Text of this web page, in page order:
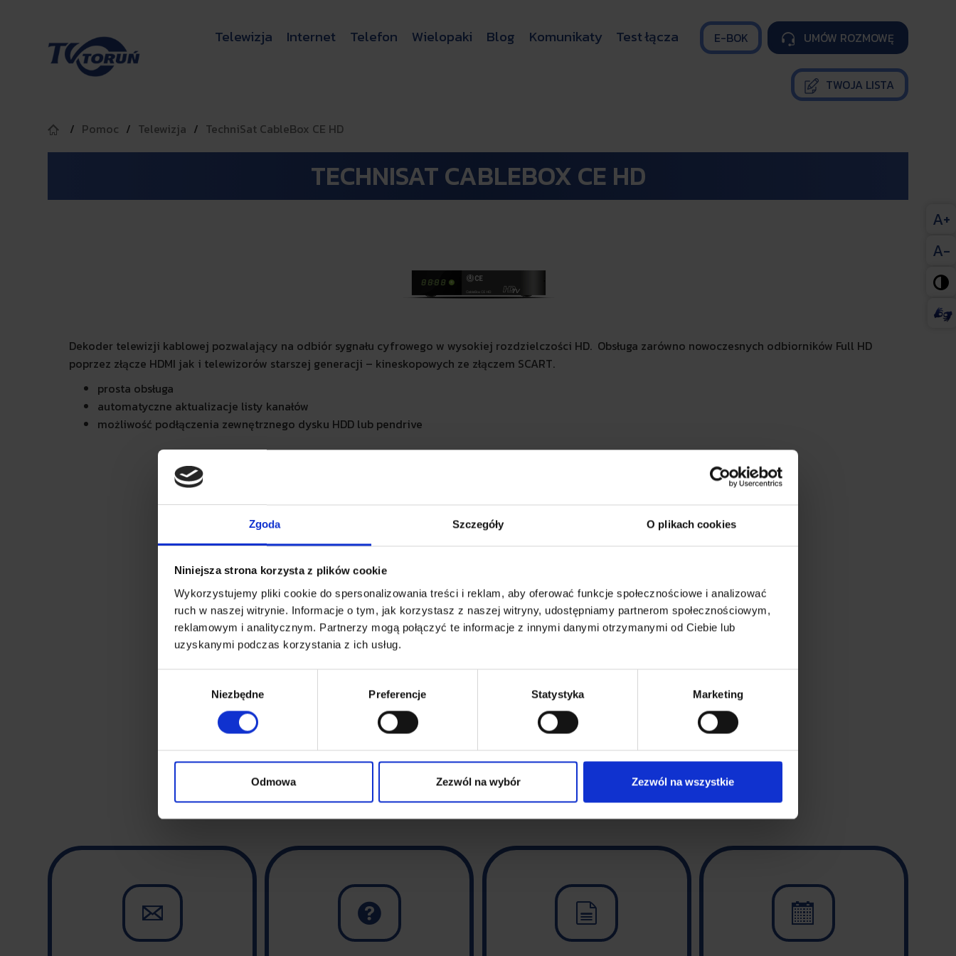
Zgoda Szczegóły O plikach cookies
Niniejsza strona korzysta z plików cookie
Wykorzystujemy pliki cookie do spersonalizowania treści i reklam, aby oferować funkcje społecznościowe i analizować
ruch w naszej witrynie. Informacje o tym, jak korzystasz z naszej witryny, udostępniamy partnerom społecznościowym,
reklamowym i analitycznym. Partnerzy mogą połączyć te informacje z innymi danymi otrzymanymi od Ciebie lub
uzyskanymi podczas korzystania z ich usług.
Niezbędne Preferencje Statystyka Marketing
Odmowa Zezwól na wybór Zezwól na wszystkie
Telewizja Internet Telefon Wielopaki Blog Komunikaty Test łącza E-BOK
A+
A-

 UMÓW ROZMOWĘ
TWOJA LISTA
Pomoc Telewizja TechniSat CableBox CE HD
TECHNISAT CABLEBOX CE HD
Dekoder telewizji kablowej pozwalający na odbiór sygnału cyfrowego w wysokiej rozdzielczości HD. Obsługa zarówno nowoczesnych odbiorników Full HD
poprzez złącze HDMI jak i telewizorów starszej generacji – kineskopowych ze złączem SCART.
prosta obsługa
automatyczne aktualizacje listy kanałów
możliwość podłączenia zewnętrznego dysku HDD lub pendrive
USTAWIENIA FABRYCZNE DEKODERA CABLEBOX CE HD
hlsjs: Video file not found
   